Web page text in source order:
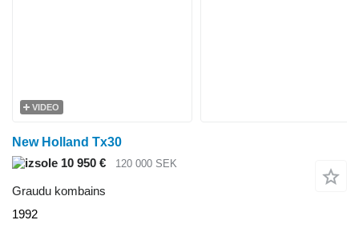
VIDEO
New Holland Tx30
10 950 €
120 000 SEK
Graudu kombains
1992